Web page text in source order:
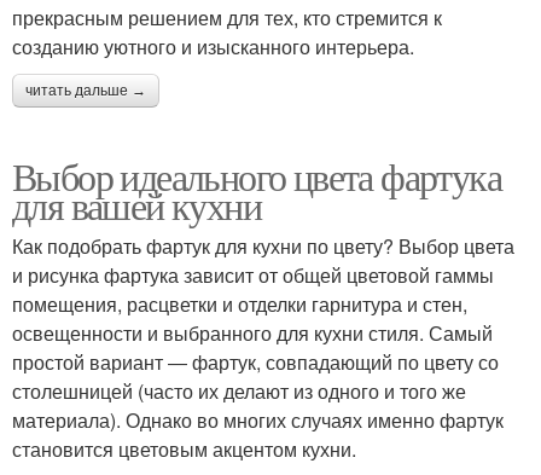
прекрасным решением для тех, кто стремится к
созданию уютного и изысканного интерьера.
читать дальше →
Выбор идеального цвета фартука
для вашей кухни
Как подобрать фартук для кухни по цвету? Выбор цвета
и рисунка фартука зависит от общей цветовой гаммы
помещения, расцветки и отделки гарнитура и стен,
освещенности и выбранного для кухни стиля. Самый
простой вариант ― фартук, совпадающий по цвету со
столешницей (часто их делают из одного и того же
материала). Однако во многих случаях именно фартук
становится цветовым акцентом кухни.